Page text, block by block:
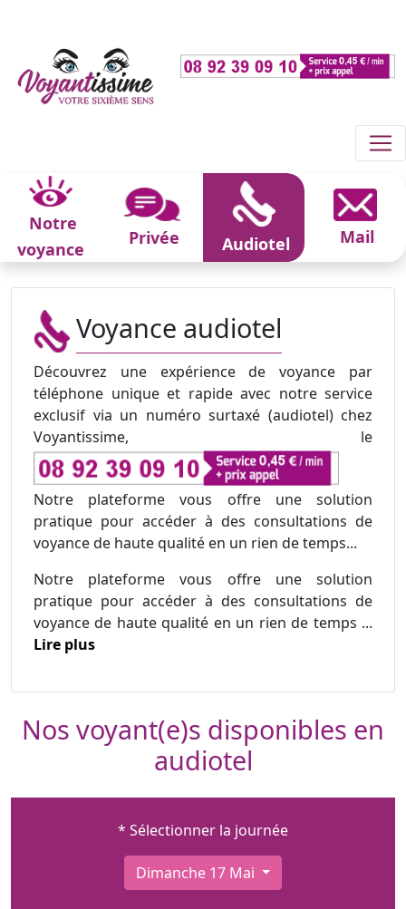
Notre
voyance
Privée Audiotel Mail
Voyance audiotel
Découvrez une expérience de voyance par
téléphone unique et rapide avec notre service
exclusif via un numéro surtaxé (audiotel) chez
Voyantissime, le
Notre plateforme vous offre une solution
pratique pour accéder à des consultations de
voyance de haute qualité en un rien de temps...
Notre plateforme vous offre une solution
pratique pour accéder à des consultations de
voyance de haute qualité en un rien de temps ...
Lire plus
Nos voyant(e)s disponibles en
audiotel
* Sélectionner la journée
Dimanche 17 Mai